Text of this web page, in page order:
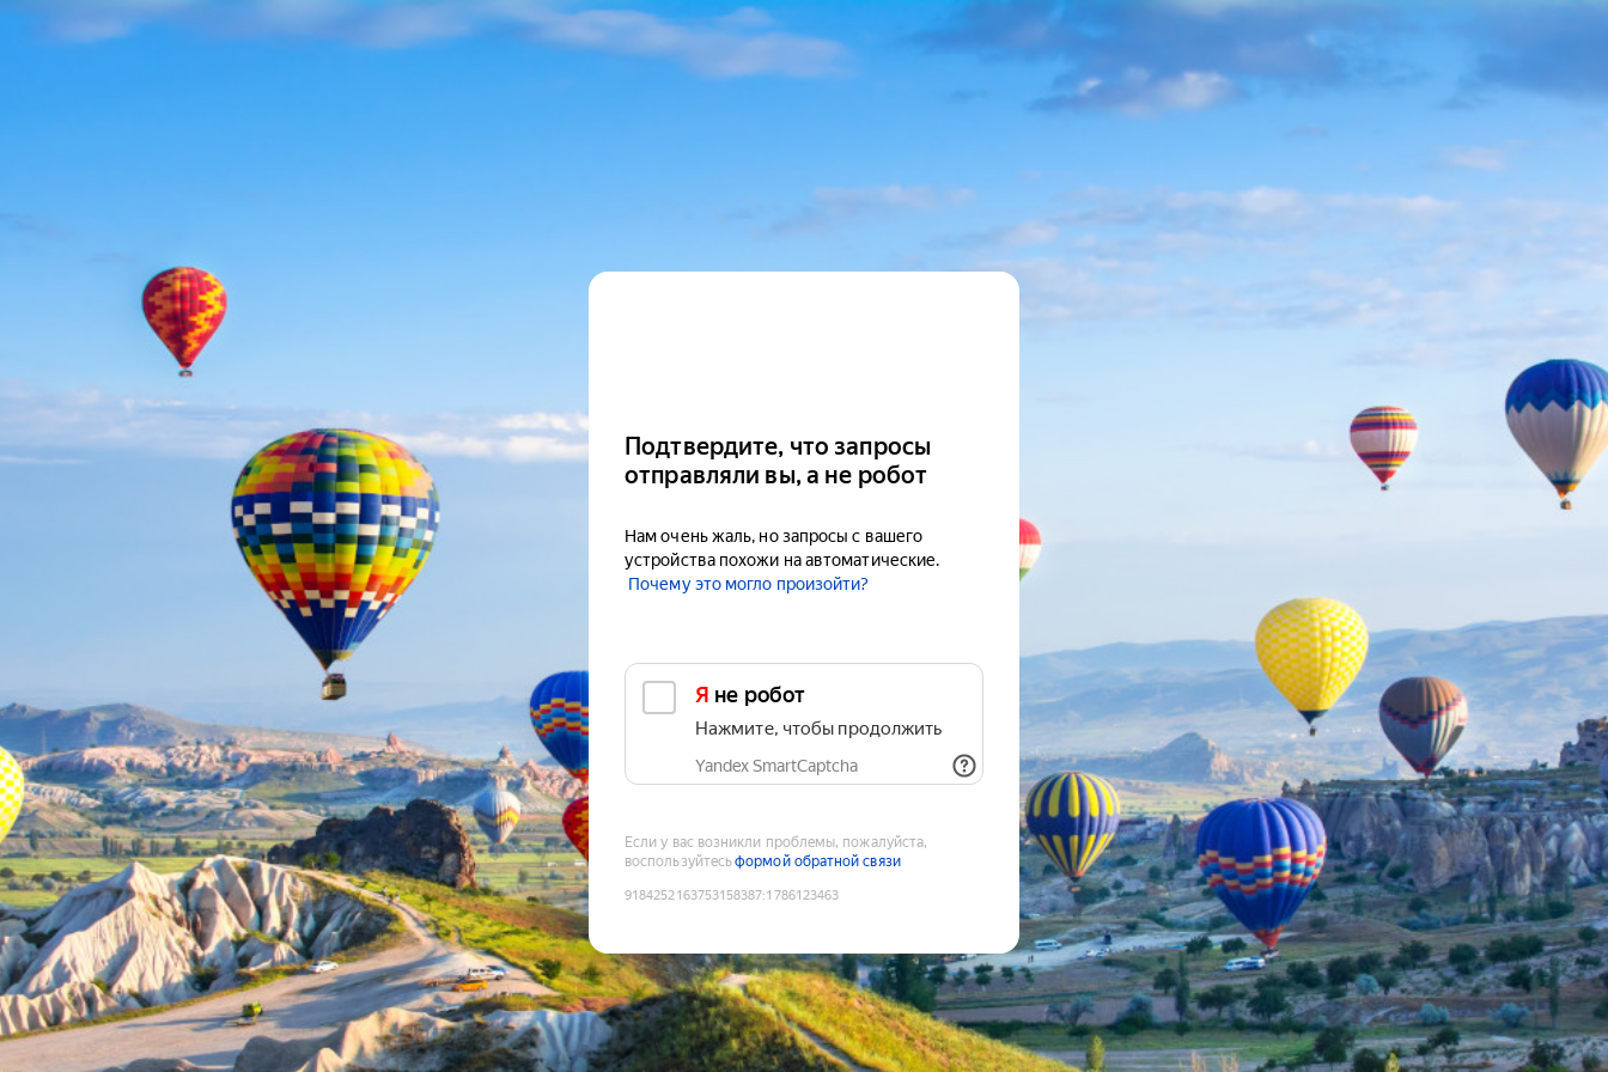
Подтвердите, что запросы
отправляли вы, а не робот
Нам очень жаль, но запросы с вашего
устройства похожи на автоматические.
Почему это могло произойти?
Я не робот
Нажмите, чтобы продолжить
Yandex SmartCaptcha
Если у вас возникли проблемы, пожалуйста,
воспользуйтесьформой обратной связи
9184252163753158387:1786123463